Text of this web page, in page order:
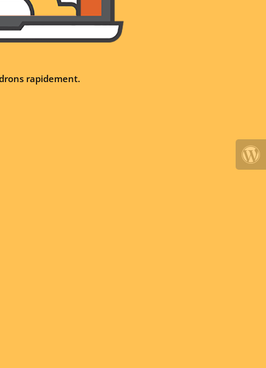
rapidement.